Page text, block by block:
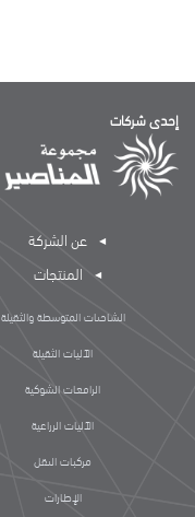
إحدى شركات
عن الشركة
المنتجات
الشاحنات المتوسطة والثقيلة
الآليات الثقيلة
الرافعات الشوكية
الآليات الزراعية
مركبات النقل
الإطارات